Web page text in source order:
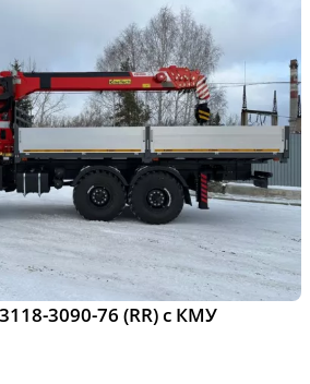
3090-76 (RR) с КМУ